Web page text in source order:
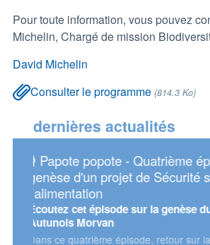
Pour toute information, vous pouvez
Michelin, Chargé de mission
David Michelin
Consulter le programme (814.3 Ko)
dernières actualités
sur la 📅 Assises européennes de
énergétique 2026
Retrouvez Alterre et l'Oreca sur
Conseil régional !